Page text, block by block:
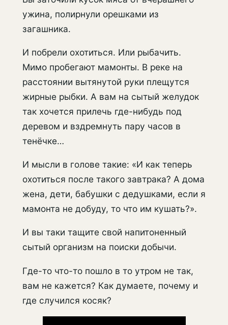
ужина, полирнули орешками из
загашника.
И побрели охотиться. Или рыбачить.
Мимо пробегают мамонты. В реке на
расстоянии вытянутой руки плещутся
жирные рыбки. А вам на сытый желудок
так хочется прилечь где-нибудь под
деревом и вздремнуть пару часов в
тенёчке…
И мысли в голове такие: «И как теперь
охотиться после такого завтрака? А дома
жена, дети, бабушки с дедушками, если я
мамонта не добуду, то что им кушать?».
И вы таки тащите свой напитоненный
сытый организм на поиски добычи.
Где-то что-то пошло в то утром не так,
вам не кажется? Как думаете, почему и
где случился косяк?